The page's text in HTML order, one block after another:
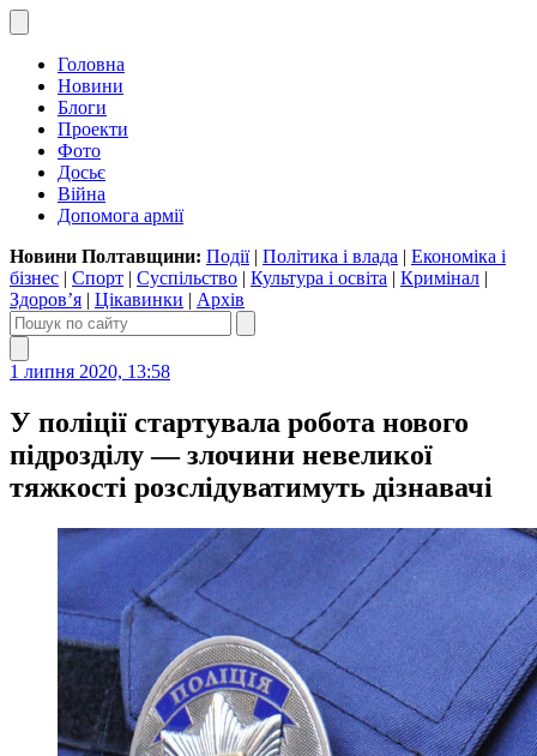
Головна
Новини
Блоги
Проекти
Фото
Досьє
Війна
Допомога армії
Новини Полтавщини: Події| Політика і влада | Економіка і
бізнес | Спорт | Суспільство | Культура і освіта | Кримінал |
Здоров’я | Цікавинки | Архів
1 липня 2020, 13:58
У поліції стартувала робота нового
підрозділу — злочини невеликої
тяжкості розслідуватимуть дізнавачі